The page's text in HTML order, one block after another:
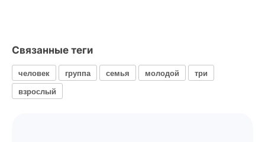
Связанные теги
человек группа семья молодой
три
взрослый